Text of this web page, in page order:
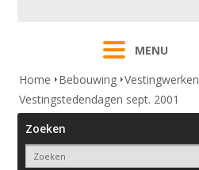
MENU
Home
Bebouwing Vestingwerken
Vestingstedendagen sept. 2001
Zoeken